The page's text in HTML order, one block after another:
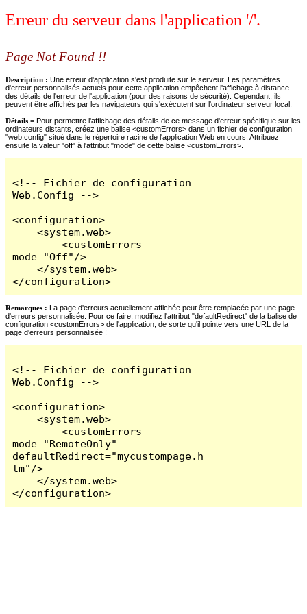
Erreur du serveur dans l'application '/'.
Page Not Found !!
Description : Une erreur d'application s'est produite sur le serveur. Les paramètres
d'erreur personnalisés actuels pour cette application empêchent l'affichage à distance
des détails de l'erreur de l'application (pour des raisons de sécurité). Cependant, ils
peuvent être affichés par les navigateurs qui s'exécutent sur l'ordinateur serveur local.
Détails = Pour permettre l'affichage des détails de ce message d'erreur spécifique sur les
ordinateurs distants, créez une balise <customErrors> dans un fichier de configuration
"web.config" situé dans le répertoire racine de l'application Web en cours. Attribuez
ensuite la valeur "off" à l'attribut "mode" de cette balise <customErrors>.
<!-- Fichier de configuration
Web.Config -->
<configuration>
    <system.web>
        <customErrors
mode="Off"/>
    </system.web>
</configuration>
Remarques : La page d'erreurs actuellement affichée peut être remplacée par une page
d'erreurs personnalisée. Pour ce faire, modifiez l'attribut "defaultRedirect" de la balise de
configuration <customErrors> de l'application, de sorte qu'il pointe vers une URL de la
page d'erreurs personnalisée !
<!-- Fichier de configuration
Web.Config -->
<configuration>
    <system.web>
        <customErrors
mode="RemoteOnly"
defaultRedirect="mycustompage.h
tm"/>
    </system.web>
</configuration>